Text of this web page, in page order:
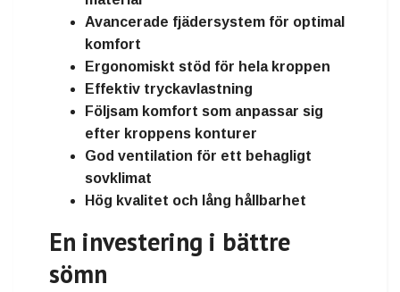
Avancerade fjädersystem för optimal
komfort
Ergonomiskt stöd för hela kroppen
Effektiv tryckavlastning
Följsam komfort som anpassar sig
efter kroppens konturer
God ventilation för ett behagligt
sovklimat
Hög kvalitet och lång hållbarhet
En investering i bättre
sömn